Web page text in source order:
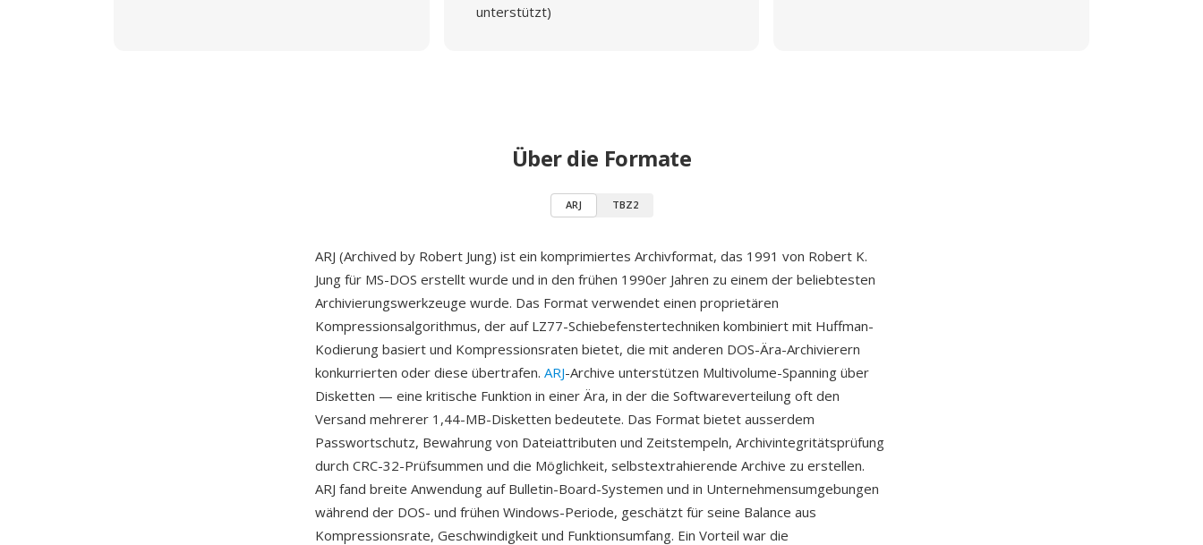
unterstützt)
Über die Formate
ARJ TBZ2
ARJ (Archived by Robert Jung) ist ein komprimiertes Archivformat, das 1991 von Robert K.
Jung für MS-DOS erstellt wurde und in den frühen 1990er Jahren zu einem der beliebtesten
Archivierungswerkzeuge wurde. Das Format verwendet einen proprietären
Kompressionsalgorithmus, der auf LZ77-Schiebefenstertechniken kombiniert mit Huffman-
Kodierung basiert und Kompressionsraten bietet, die mit anderen DOS-Ära-Archivierern
konkurrierten oder diese übertrafen. ARJ-Archive unterstützen Multivolume-Spanning über
Disketten — eine kritische Funktion in einer Ära, in der die Softwareverteilung oft den
Versand mehrerer 1,44-MB-Disketten bedeutete. Das Format bietet ausserdem
Passwortschutz, Bewahrung von Dateiattributen und Zeitstempeln, Archivintegritätsprüfung
durch CRC-32-Prüfsummen und die Möglichkeit, selbstextrahierende Archive zu erstellen.
ARJ fand breite Anwendung auf Bulletin-Board-Systemen und in Unternehmensumgebungen
während der DOS- und frühen Windows-Periode, geschätzt für seine Balance aus
Kompressionsrate, Geschwindigkeit und Funktionsumfang. Ein Vorteil war die